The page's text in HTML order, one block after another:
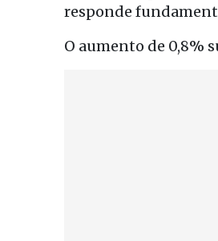
responde
O aumento de 0,8%